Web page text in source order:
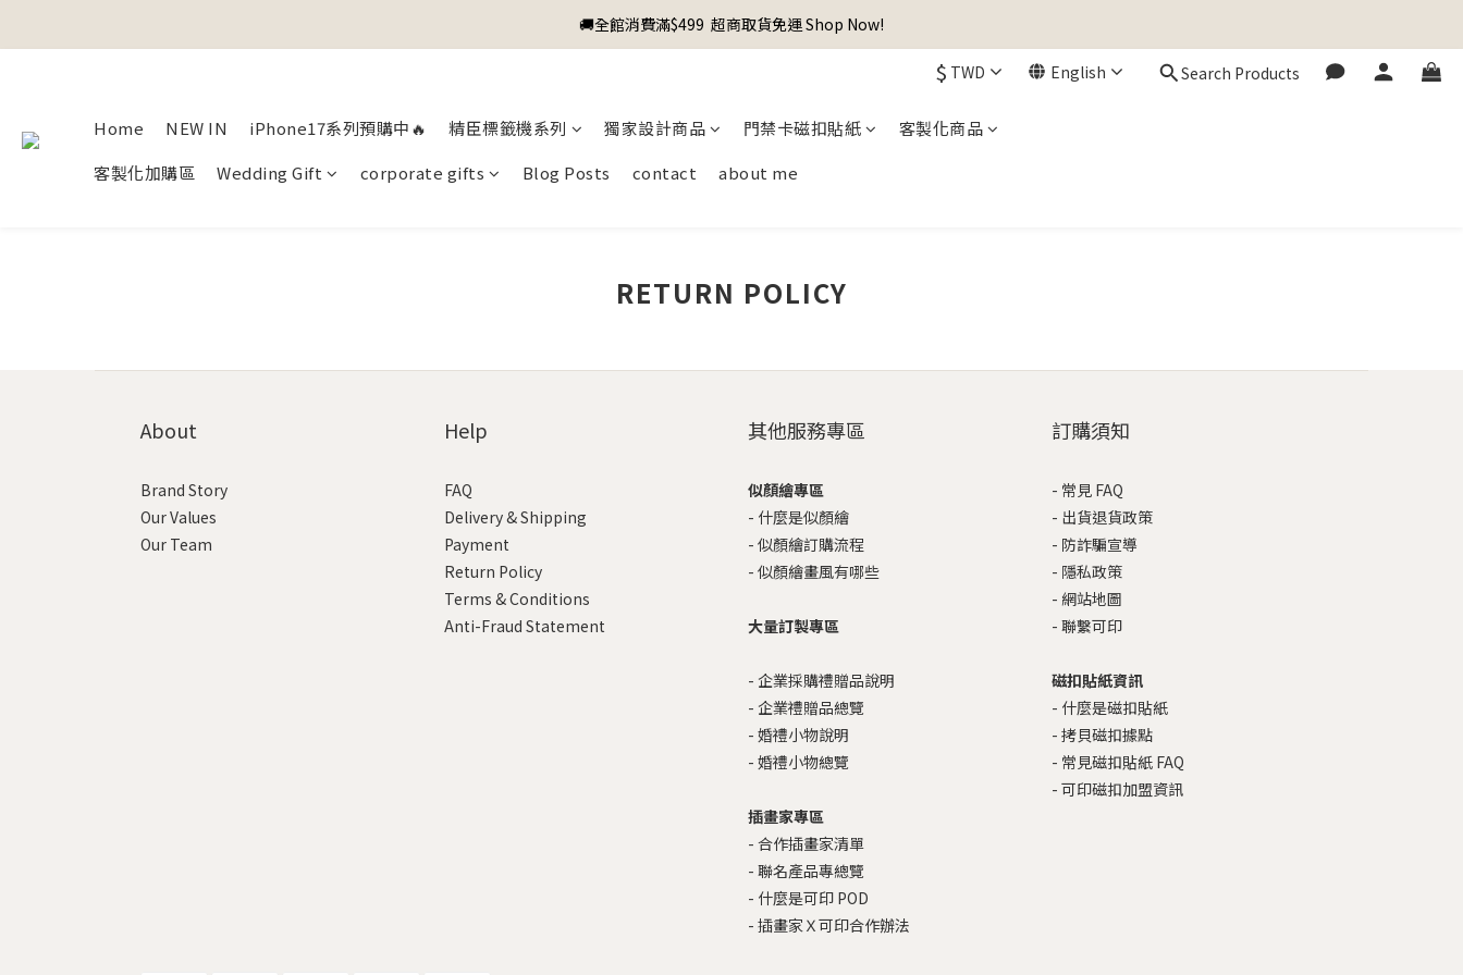
🚚全館消費滿$499  超商取貨免運 Shop Now!
$ TWD English Search Products
Home NEW IN iPhone17系列預購中🔥 精臣標籤機系列 獨家設計商品 門禁卡磁扣貼紙
客製化商品
客製化加購區
Wedding Gift corporate gifts Blog Posts contact about me
RETURN POLICY
About
Brand Story
Our Values
Our Team
Help
FAQ
Delivery & Shipping
Payment
Return Policy
Terms & Conditions
Anti-Fraud Statement
其他服務專區
似顏繪專區
- 什麼是似顏繪
- 似顏繪訂購流程
- 似顏繪畫風有哪些
大量訂製專區
- 企業採購禮贈品說明
- 企業禮贈品總覽
- 婚禮小物說明
- 婚禮小物總覽
插畫家專區
- 合作插畫家清單
- 聯名產品專總覽
- 什麼是可印 POD
- 插畫家Ｘ可印合作辦法
訂購須知
- 常見 FAQ
- 出貨退貨政策
- 防詐騙宣導
- 隱私政策
- 網站地圖
- 聯繫可印
磁扣貼紙資訊
- 什麼是磁扣貼紙
- 拷貝磁扣據點
- 常見磁扣貼紙 FAQ
- 可印磁扣加盟資訊